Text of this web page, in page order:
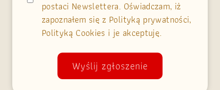
postaci Newslettera. Oświadczam, iż
zapoznałem się z Polityką prywatności,
Polityką Cookies i je akceptuję.
Wyślij zgłoszenie